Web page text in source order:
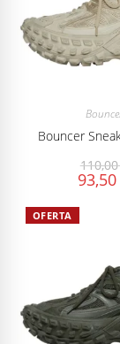
Bouncer
OFERTA